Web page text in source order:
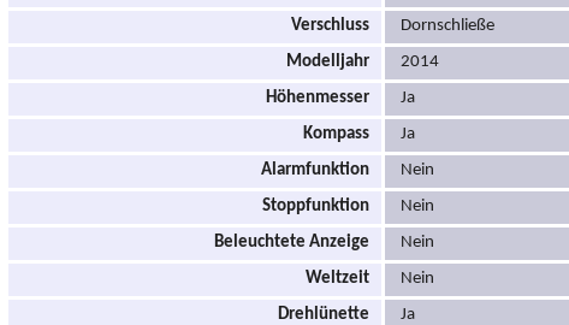
Verschluss
Dornschließe
Modelljahr
2014
Höhenmesser
Ja
Kompass
Ja
Alarmfunktion
Nein
Stoppfunktion
Nein
Beleuchtete Anzeige
Nein
Weltzeit
Nein
Drehlünette
Ja